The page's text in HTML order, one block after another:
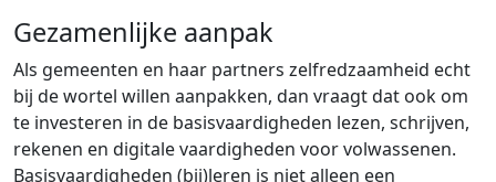
Gezamenlijke aanpak
Als gemeenten en haar partners zelfredzaamheid echt
bij de wortel willen aanpakken, dan vraagt dat ook om
te investeren in de basisvaardigheden lezen, schrijven,
rekenen en digitale vaardigheden voor volwassenen.
Basisvaardigheden (bij)leren is niet alleen een